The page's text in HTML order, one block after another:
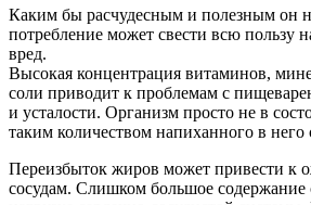
Каким бы расчудесным и полезным он
потребление может свести всю пользу
вред.
Высокая концентрация витаминов,
соли приводит к проблемам с
и усталости. Организм просто не в
таким количеством напиханного в него
Переизбыток жиров может привести к
сосудам. Слишком большое